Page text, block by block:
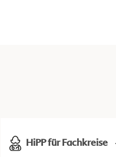
HiPP für Fachkreise